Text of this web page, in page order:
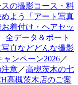
の撮影コース・料
よう「アート写真
着付け・ヘアセッ
全データ＆ポート
真などどんな撮影
ンペーン2026／
意／高槻茨木の七
高槻茨木店のご案